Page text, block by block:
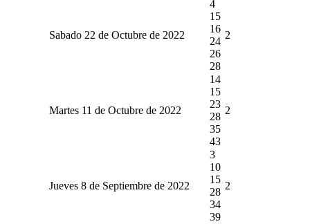
Sabado 22 de Octubre de 2022
4
15
16
24
26
28
2
Martes 11 de Octubre de 2022
14
15
23
28
35
43
2
Jueves 8 de Septiembre de 2022
3
10
15
28
34
39
2